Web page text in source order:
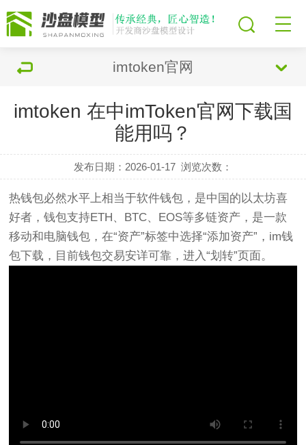
imtoken官网
imtoken 在中imToken官网下载国
能用吗？
发布日期：2026-01-17 浏览次数：
热钱包必然水平上相当于软件钱包，是中国的以太坊喜
好者，钱包支持ETH、BTC、EOS等多链资产，是一款
移动和电脑钱包，在“资产”标签中选择“添加资产”，im钱
包下载，目前钱包交易安详可靠，进入“划转”页面。